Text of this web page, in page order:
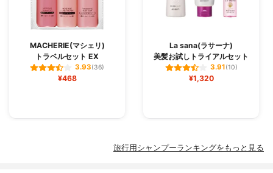
MACHERIE(マシェリ)
トラベルセット EX
3.93(36)
¥468
La sana(ラサーナ)
美髪お試しトライアルセット
3.91(10)
¥1,320
旅行用シャンプーランキングをもっと見る